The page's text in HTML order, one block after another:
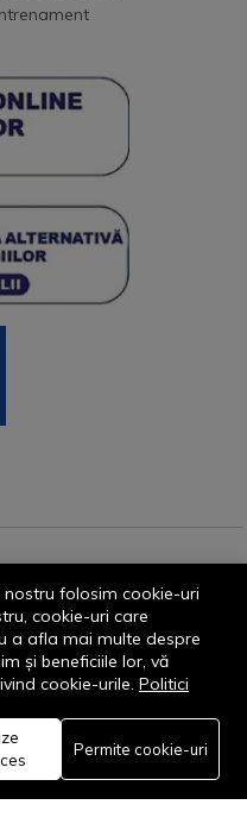
S.R.L. CUI 32211812
Nr. 19A
0
Favorite Cont
folosim cookie-uri
cookie-uri care
a afla mai multe despre
și beneficiile lor, vă
cookie-urile. Politici
Permite cookie-uri